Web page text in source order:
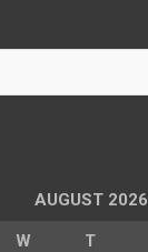
AUGUST 2026
W T